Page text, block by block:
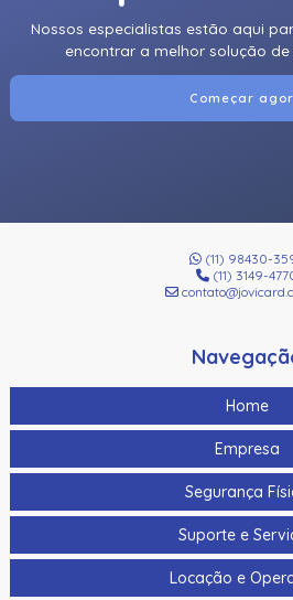
Nossos especialistas estão aqui
encontrar a melhor solução de
Começar
(11) 98430-
(11) 3149-
Home
Empresa
Segurança
Suporte e
Locação e